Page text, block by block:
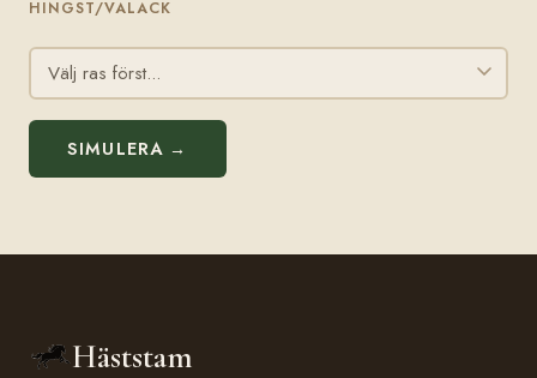
HINGST/VALACK
SIMULERA →
Häststam